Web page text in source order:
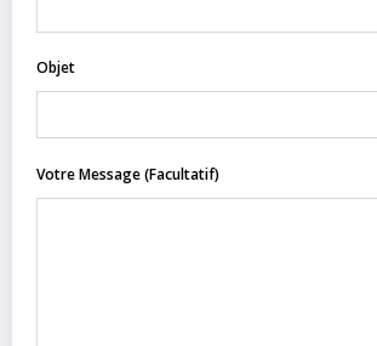
Objet
Votre Message (facultatif)